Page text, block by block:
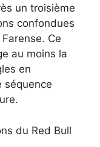
un troisième
confondues
Ce
au moins la
en
séquence
du Red Bull